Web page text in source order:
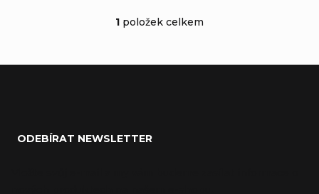
1 položek celkem
ODEBÍRAT NEWSLETTER